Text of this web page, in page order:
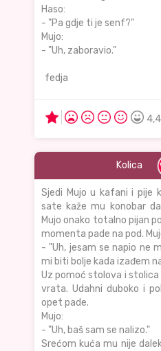
Haso:
- "Pa gdje ti je senf?"
Mujo:
- "Uh, zaboravio."
fedja
Kolica
Sjedi Mujo u kafani i pije
sate kaže mu konobar
Mujo onako totalno pijan
momenta pade na pod.
- "Uh, jesam se napio ne
mi biti bolje kada izađem
Uz pomoć stolova i stolica
vrata. Udahni duboko i
opet pade.
Mujo:
- "Uh, baš sam se nalizo."
Srećom kuća mu nije